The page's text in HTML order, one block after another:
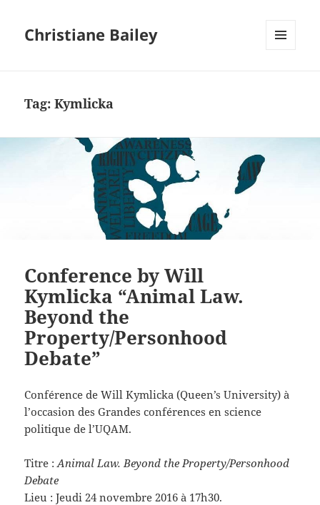
Christiane Bailey
Tag:Kymlicka
Conference by Will
Kymlicka “Animal Law.
Beyond the
Property/Personhood
Debate”
Conférence de Will Kymlicka (Queen’s University) à
l’occasion des Grandes conférences en science
politique de l’UQAM.
Titre :Animal Law. Beyond the Property/Personhood
Debate
Lieu : Jeudi 24 novembre 2016 à 17h30.